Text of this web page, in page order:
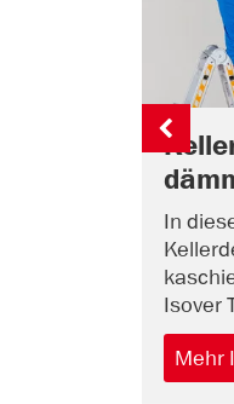
In
Isover
Mehr